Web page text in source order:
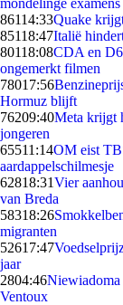
mondelinge examens
86114:33Quake
85118:47Italië
80118:08CDA en
ongemerkt filmen
78017:56
Hormuz blijft
76209:40Meta krijgt
jongeren
65511:14OM eist
aardappelschilmesje
62818:31Vier
van Breda
58318:26
migranten
52617:47
jaar
2804:46Niewiadoma
Ventoux